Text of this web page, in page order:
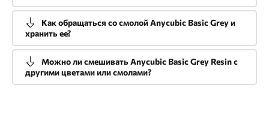
Как обращаться со смолой Anycubic Basic Grey и
хранить ее?
Можно ли смешивать Anycubic Basic Grey Resin с
другими цветами или смолами?